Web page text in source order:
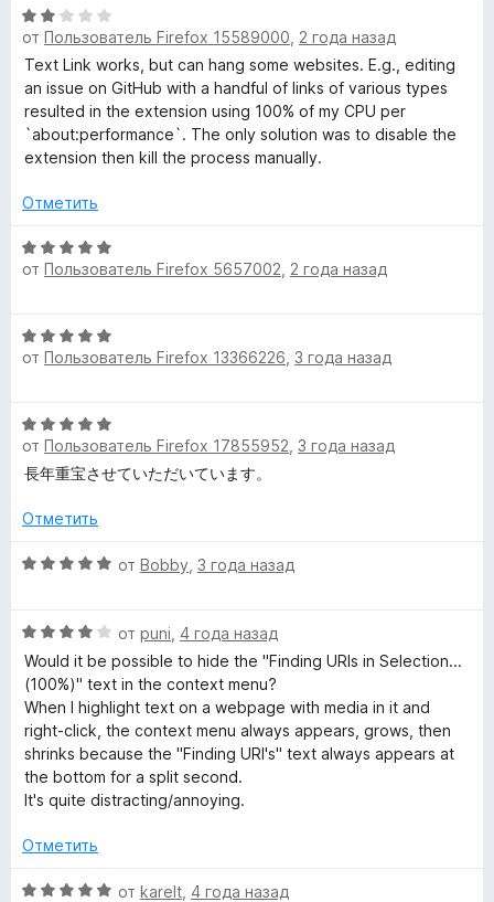
а
5
и
з
5
н
о
н
а
5
и
з
О
ц
е
н
е
н
о
а
и
з
от Пользователь Firefox 15589000 2 года назад
Text Link works, but can hang some websites. E.g., editing
an issue on GitHub with a handful of links of various types
resulted in the extension using 100% of my CPU per
`about:performance`. The only solution was to disable the
extension then kill the process manually.
Отметить
О
ц
е
н
а
5
и
5
от Пользователь Firefox 5657002 2 года назад
О
ц
е
н
о
а
и
от Пользователь Firefox 13366226 3 года назад
О
ц
е
е
о
5
и
з
5
от Пользователь Firefox 17855952 3 года назад
長年重宝させていただいています。
Отметить
О
н
е
н
о
н
а
5
и
5
от Bobby 3 года назад
О
ц
е
н
е
н
о
н
4
з
от puni 4 года назад
Would it be possible to hide the "Finding URIs in Selection...
(100%)" text in the context menu?
When I highlight text on a webpage with media in it and
right-click, the context menu always appears, grows, then
shrinks because the "Finding URI's" text always appears at
the bottom for a split second.
It's quite distracting/annoying.
Отметить
О от karelt 4 года назад